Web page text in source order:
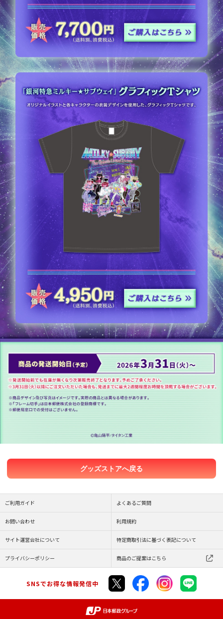
グッズストアへ戻る
ご利用ガイド よくあるご質問
お問い合わせ 利用規約
サイト運営会社について 特定商取引法に基づく表記について
プライバシーポリシー 商品のご提案はこちら
SNSでお得な情報発信中